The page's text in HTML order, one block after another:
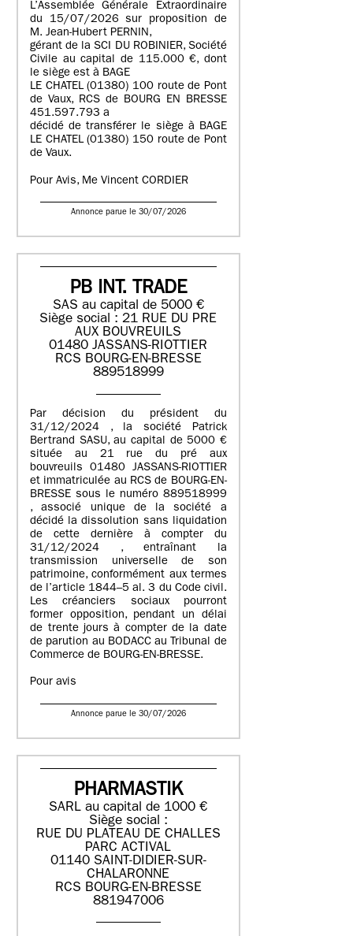
L’Assemblée Générale Extraordinaire
du 15/07/2026 sur proposition de
M. Jean-Hubert PERNIN,
gérant de la SCI DU ROBINIER, Société
Civile au capital de 115.000 €, dont
le siège est à BAGE
LE CHATEL (01380) 100 route de Pont
de Vaux, RCS de BOURG EN BRESSE
451.597.793 a
décidé de transférer le siège à BAGE
LE CHATEL (01380) 150 route de Pont
de Vaux.
Pour Avis, Me Vincent CORDIER
Annonce parue le 30/07/2026
PB INT. TRADE
SAS au capital de 5000 €
Siège social : 21 RUE DU PRE
AUX BOUVREUILS
01480 JASSANS-RIOTTIER
RCS BOURG-EN-BRESSE
889518999
Par décision du président du
31/12/2024 , la société Patrick
Bertrand SASU, au capital de 5000 €
située au 21 rue du pré aux
bouvreuils 01480 JASSANS-RIOTTIER
et immatriculée au RCS de BOURG-EN-
BRESSE sous le numéro 889518999
, associé unique de la société a
décidé la dissolution sans liquidation
de cette dernière à compter du
31/12/2024 , entraînant la
transmission universelle de son
patrimoine, conformément aux termes
de l’article 1844–5 al. 3 du Code civil.
Les créanciers sociaux pourront
former opposition, pendant un délai
de trente jours à compter de la date
de parution au BODACC au Tribunal de
Commerce de BOURG-EN-BRESSE.
Pour avis
Annonce parue le 30/07/2026
PHARMASTIK
SARL au capital de 1000 €
Siège social :
RUE DU PLATEAU DE CHALLES
PARC ACTIVAL
01140 SAINT-DIDIER-SUR-
CHALARONNE
RCS BOURG-EN-BRESSE
881947006